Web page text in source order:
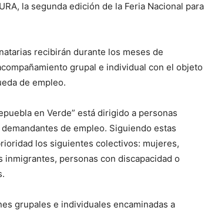
la segunda edición de la Feria Nacional para
recibirán durante los meses de
grupal e individual con el objeto
de empleo.
en Verde” está dirigido a personas
de empleo. Siguiendo estas
los siguientes colectivos: mujeres,
personas con discapacidad o
grupales e individuales encaminadas a